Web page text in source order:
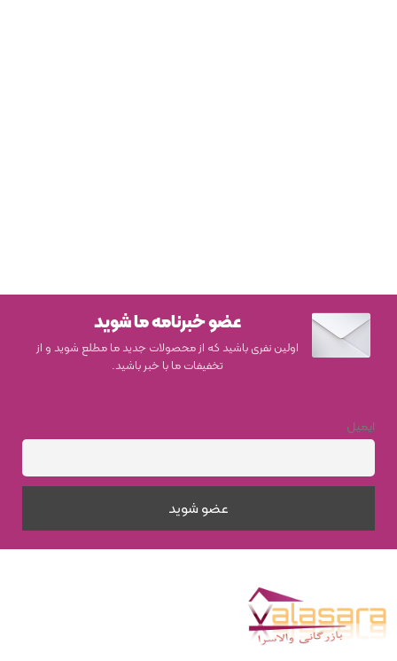
عضو خبرنامه ما شوید
اولین نفری باشید که از محصولات جدید ما مطلع شوید و از
تخفیفات ما با خبر باشید.
ایمیل